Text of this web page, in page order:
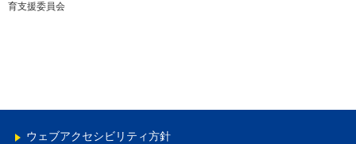
育支援委員会
ウェブアクセシビリティ方針